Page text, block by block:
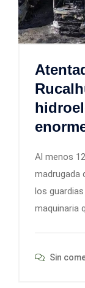
Al menos
madrugada
los
maquinaria
Sin